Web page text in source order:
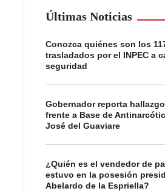
Últimas Noticias
Conozca quiénes son los
trasladados por el INPEC a
seguridad
Gobernador reporta
frente a Base de
José del Guaviare
¿Quién es el vendedor de
estuvo en la posesión
Abelardo de la Espriella?